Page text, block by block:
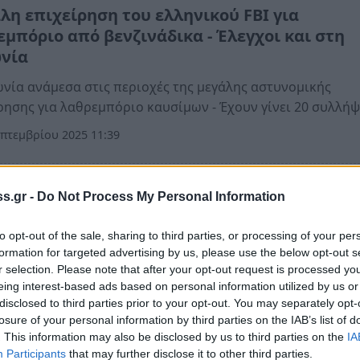
- Do Not Process My Personal Information
opt-out of the sale, sharing to third parties, or processing of your
for targeted advertising by us, please use the below opt-out
selection. Please note that after your opt-out request is processed
interest-based ads based on personal information utilized by us
to third parties prior to your opt-out. You may separately
of your personal information by third parties on the IAB’s list of
This information may also be disclosed by us to third parties on the
Participants that may further disclose it to other third parties.
επιχείρηση του ελληνικού FBI για
από βενζινάδικα - Έλεγχοι και στη
ανάμεσα στις περιοχές της μεγάλης αστυνομικής
για λαθρεμπόριο καυσίμων - Έχουν γίνει 20
2025 11:39
8 άτομα
υλοποιήθηκε από αστυνομικούς υφιστάμενων
της Διεύθυνσης Αστυνομίας Αργολίδας
2025 16:01